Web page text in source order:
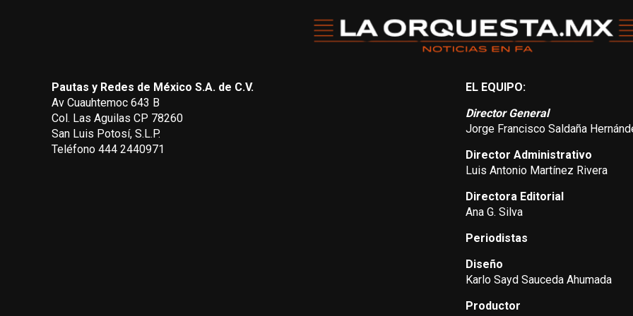
Pautas y Redes de México S.A. de C.V.
Av Cuauhtemoc 643 B
Col. Las Aguilas CP 78260
San Luis Potosí, S.L.P.
Teléfono 444 2440971
EL EQUIPO:
Director General
Jorge Francisco Saldaña
Director Administrativo
Luis Antonio Martínez Rivera
Directora Editorial
Ana G. Silva
Periodistas
Diseño
Karlo Sayd Sauceda Ahumada
Productor